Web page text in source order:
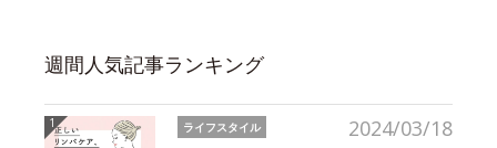
週間人気記事ランキング
2024/03/18
ライフスタイル